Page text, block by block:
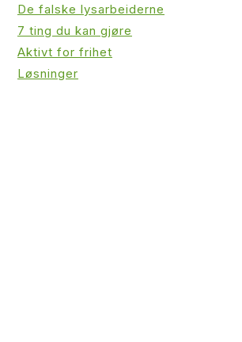
De falske lysarbeiderne
7 ting du kan gjøre
Aktivt for frihet
Løsninger